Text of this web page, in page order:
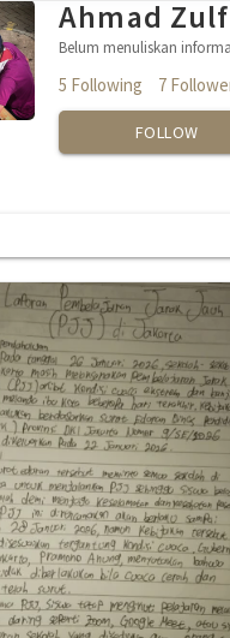
Ahmad
Belum menuliskan
5 Following 7
FOLLOW